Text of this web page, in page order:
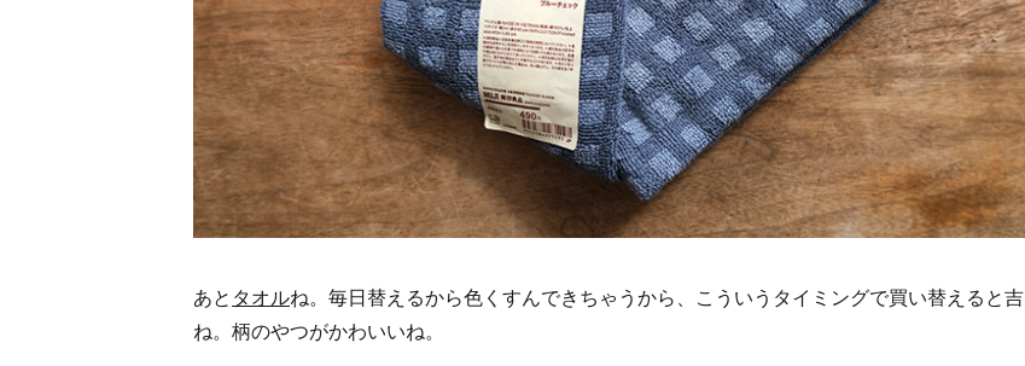
あと タオルね。毎日替えるから色くすんできちゃうから、こういうタイミングで買い替えると吉
ね。柄のやつがかわいいね。